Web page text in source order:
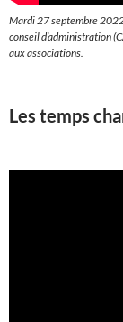
Mardi 27 septembre
conseil d’administration
aux associations.
Les temps